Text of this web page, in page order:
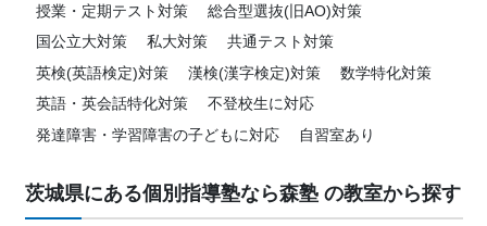
授業・定期テスト対策
総合型選抜(旧AO)対策
国公立大対策
私大対策
共通テスト対策
英検(英語検定)対策
漢検(漢字検定)対策
数学特化対策
英語・英会話特化対策
不登校生に対応
発達障害・学習障害の子どもに対応
自習室あり
茨城県にある個別指導塾なら森塾 の教室から探す